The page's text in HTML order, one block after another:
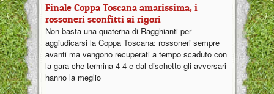
Finale Coppa Toscana amarissima, i
rossoneri sconfitti ai rigori
Non basta una quaterna di Ragghianti per
aggiudicarsi la Coppa Toscana: rossoneri sempre
avanti ma vengono recuperati a tempo scaduto con
la gara che termina 4-4 e dal dischetto gli avversari
hanno la meglio